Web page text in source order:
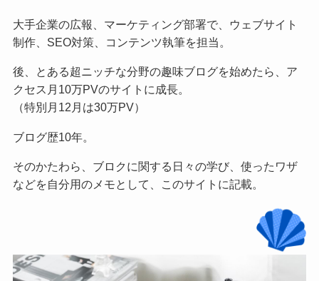
大手企業の広報、マーケティング部署で、ウェブサイト
制作、SEO対策、コンテンツ執筆を担当。
後、とある超ニッチな分野の趣味ブログを始めたら、ア
クセス月10万PVのサイトに成長。
（特別月12月は30万PV）
ブログ歴10年。
そのかたわら、ブロクに関する日々の学び、使ったワザ
などを自分用のメモとして、このサイトに記載。